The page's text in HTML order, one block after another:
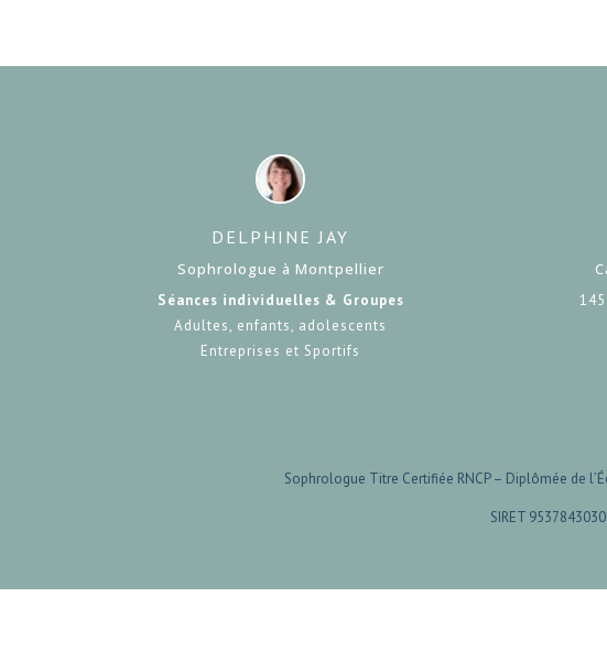
DELPHINE JAY
Sophrologue à Montpellier
Séances individuelles & Groupes
Adultes, enfants, adolescents
Entreprises et Sportifs
Sophrologue Titre Certifiée RNCP – Diplômée de
SIRET